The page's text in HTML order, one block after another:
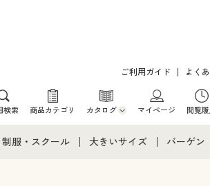
ご利用ガイド よく
検索 商品カテゴリ カタログ
カタログ・チラシからのご注文
マイページ 閲覧
制服・スクール 大きいサイズ バーゲン